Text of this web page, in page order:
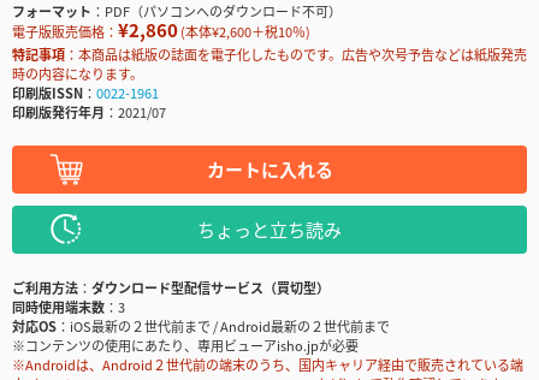
フォーマット
PDF（パソコンへのダウンロード不可）
電子版販売価格： ¥2,860(本体¥2,600＋税10％)
特記事項
本商品は紙版の誌面を電子化したものです。広告や次号予告などは紙版発売
時の内容になります。
印刷版ISSN
0022-1961
印刷版発行年月
2021/07
カートに入れる
ちょっと立ち読み
ご利用方法
ダウンロード型配信サービス（買切型）
同時使用端末数
3
対応OS
iOS最新の２世代前まで / Android最新の２世代前まで
※コンテンツの使用にあたり、専用ビューアisho.jpが必要
※Androidは、Android２世代前の端末のうち、国内キャリア経由で販売されている端